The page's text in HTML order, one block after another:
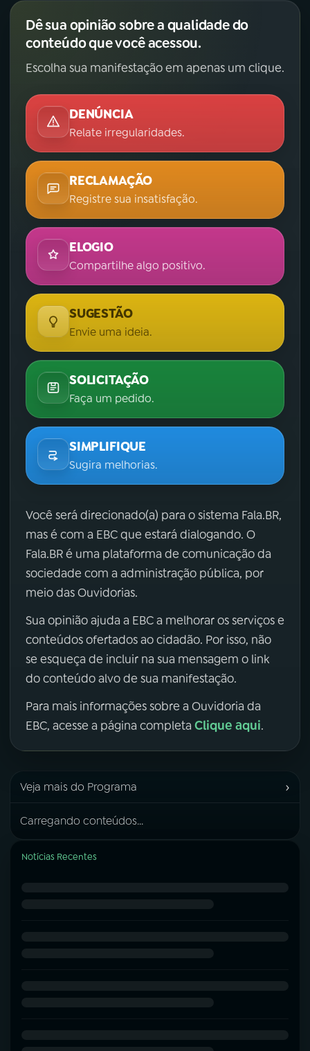
Dê sua opinião sobre a qualidade do
conteúdo que você acessou.
Escolha sua manifestação em apenas um clique.
DENÚNCIA
Relate irregularidades.
RECLAMAÇÃO
Registre sua insatisfação.
ELOGIO
Compartilhe algo positivo.
SUGESTÃO
Envie uma ideia.
SOLICITAÇÃO
Faça um pedido.
SIMPLIFIQUE
Sugira melhorias.
Você será direcionado(a) para o sistema Fala.BR,
mas é com a EBC que estará dialogando. O
Fala.BR é uma plataforma de comunicação da
sociedade com a administração pública, por
meio das Ouvidorias.
Sua opinião ajuda a EBC a melhorar os serviços e
conteúdos ofertados ao cidadão. Por isso, não
se esqueça de incluir na sua mensagem o link
do conteúdo alvo de sua manifestação.
Para mais informações sobre a Ouvidoria da
EBC, acesse a página completa Clique aqui.
Veja mais do Programa ›
Carregando conteúdos...
Notícias Recentes